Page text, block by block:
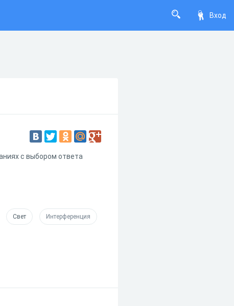
Вход
с выбором ответа
Свет Интерференция